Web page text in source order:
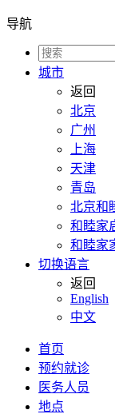
导航
城市
返回
北京
广州
上海
天津
青岛
北京和
和睦家
和睦家
切换语言
返回
English
中文
首页
预约就诊
医务人员
地点